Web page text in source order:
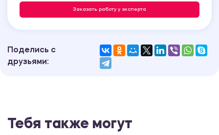
Заказать работу у эксперта
Поделись с
друзьями:
Тебя также могут